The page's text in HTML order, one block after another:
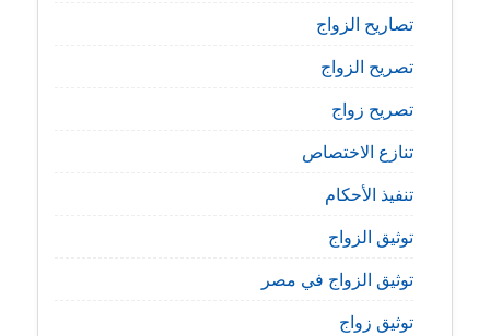
تصاريح الزواج
تصريح الزواج
تصريح زواج
تنازع الاختصاص
تنفيذ الأحكام
توثيق الزواج
توثيق الزواج في مصر
توثيق زواج